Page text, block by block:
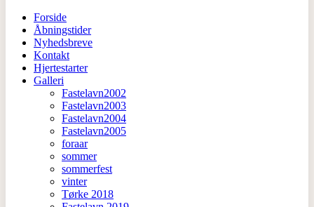
Forside
Åbningstider
Nyhedsbreve
Kontakt
Hjertestarter
Galleri
Fastelavn2002
Fastelavn2003
Fastelavn2004
Fastelavn2005
foraar
sommer
sommerfest
vinter
Tørke 2018